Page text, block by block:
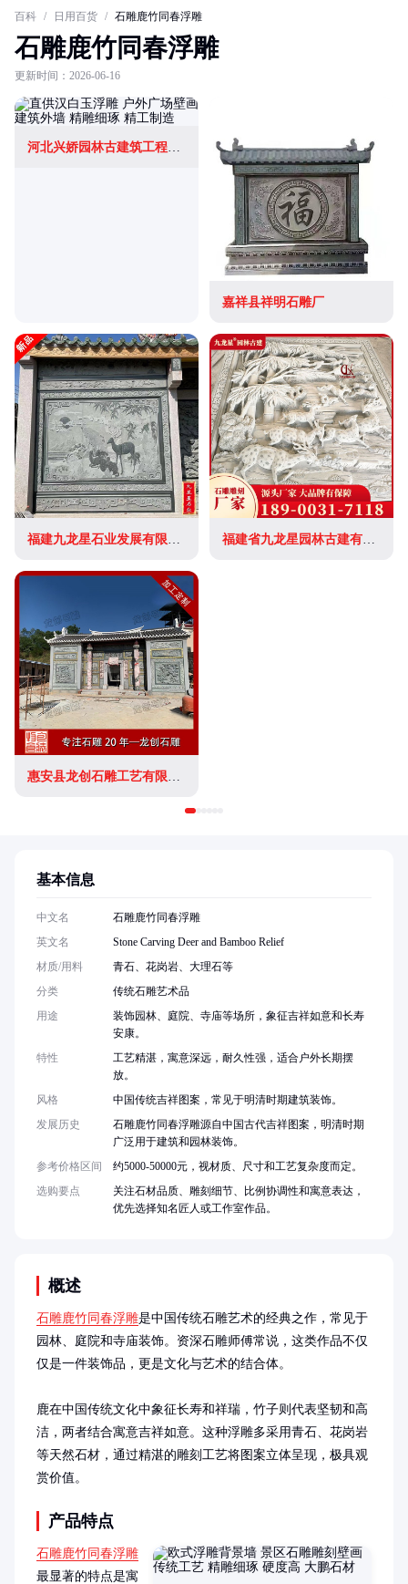
百科 / 日用百货 / 石雕鹿竹同春浮雕
石雕鹿竹同春浮雕
更新时间：2026-06-16
河北兴娇园林古建筑工程有限公司
嘉祥县祥明石雕厂
福建九龙星石业发展有限公司 福建省九龙星园林古建有限公司
惠安县龙创石雕工艺有限公司
概述
石雕鹿竹同春浮雕是中国传统石雕艺术的经典之作，常见于
园林、庭院和寺庙装饰。资深石雕师傅常说，这类作品不仅
仅是一件装饰品，更是文化与艺术的结合体。
鹿在中国传统文化中象征长寿和祥瑞，竹子则代表坚韧和高
洁，两者结合寓意吉祥如意。这种浮雕多采用青石、花岗岩
等天然石材，通过精湛的雕刻工艺将图案立体呈现，极具观
赏价值。
产品特点
石雕鹿竹同春浮雕
最显著的特点是寓
基本信息
中文名
石雕鹿竹同春浮雕
英文名
Stone Carving Deer and Bamboo Relief
材质/用料
青石、花岗岩、大理石等
分类
传统石雕艺术品
用途
装饰园林、庭院、寺庙等场所，象征吉祥如意和长寿
安康。
特性
工艺精湛，寓意深远，耐久性强，适合户外长期摆
放。
风格
中国传统吉祥图案，常见于明清时期建筑装饰。
发展历史
石雕鹿竹同春浮雕源自中国古代吉祥图案，明清时期
广泛用于建筑和园林装饰。
参考价格区间
约5000-50000元，视材质、尺寸和工艺复杂度而定。
选购要点
关注石材品质、雕刻细节、比例协调性和寓意表达，
优先选择知名匠人或工作室作品。